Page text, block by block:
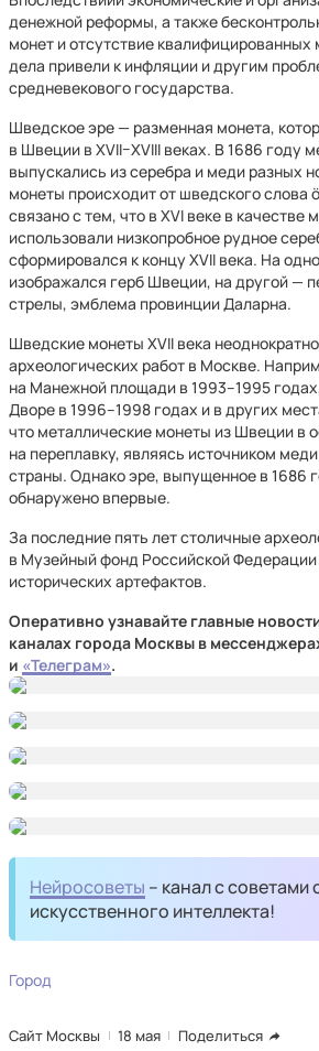
денежной реформы, а также
монет и отсутствие
дела привели к инфляции и другим
средневекового государства.
Шведское эре — разменная монета,
в Швеции в XVII–XVIII веках. В 1686 году
выпускались из серебра и меди разных
монеты происходит от шведского слова
связано с тем, что в XVI веке в качестве
использовали низкопробное рудное
сформировался к концу XVII века. На
изображался герб Швеции, на другой —
стрелы, эмблема провинции Даларна.
Шведские монеты XVII века
археологических работ в Москве.
на Манежной площади в 1993–1995
Дворе в 1996–1998 годах и в других
что металлические монеты из Швеции в
на переплавку, являясь источником
страны. Однако эре, выпущенное в 1686
обнаружено впервые.
За последние пять лет столичные
в Музейный фонд Российской
исторических артефактов.
Оперативно узнавайте главные
каналах города Москвы в
и «Телеграм».
Нейросоветы – канал с советами
искусственного интеллекта!
Город
Сайт Москвы 18 мая Поделиться